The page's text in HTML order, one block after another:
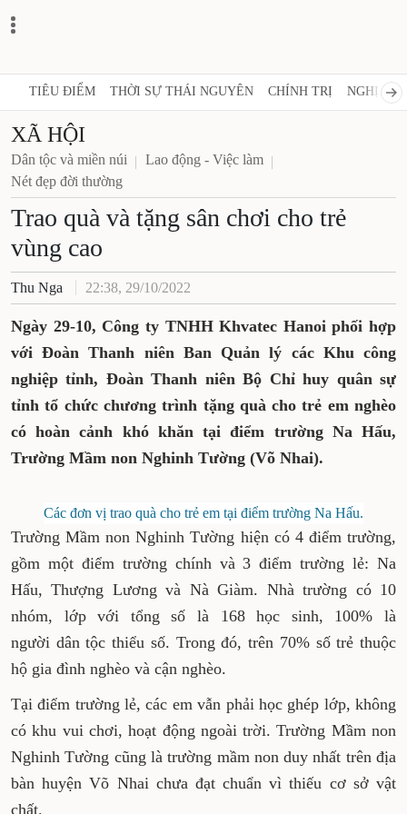
TIÊU ĐIỂM THỜI SỰ THÁI NGUYÊN CHÍNH TRỊ NGHỊ
XÃ HỘI
Dân tộc và miền núi
Lao động - Việc làm
Nét đẹp đời thường
Trao quà và tặng sân chơi cho trẻ
vùng cao
Thu Nga 22:38, 29/10/2022
Ngày 29-10, Công ty TNHH Khvatec Hanoi phối hợp
với Đoàn Thanh niên Ban Quản lý các Khu công
nghiệp tỉnh, Đoàn Thanh niên Bộ Chỉ huy quân sự
tỉnh tổ chức chương trình tặng quà cho trẻ em nghèo
có hoàn cảnh khó khăn tại điểm trường Na Hấu,
Trường Mầm non Nghinh Tường (Võ Nhai).
Các đơn vị trao quà cho trẻ em tại điểm trường Na Hấu.
Trường Mầm non Nghinh Tường hiện có 4 điểm trường,
gồm một điểm trường chính và 3 điểm trường lẻ: Na
Hấu, Thượng Lương và Nà Giàm. Nhà trường có 10
nhóm, lớp với tổng số là 168 học sinh, 100% là
người dân tộc thiểu số. Trong đó, trên 70% số trẻ thuộc
hộ gia đình nghèo và cận nghèo.
Tại điểm trường lẻ, các em vẫn phải học ghép lớp, không
có khu vui chơi, hoạt động ngoài trời. Trường Mầm non
Nghinh Tường cũng là trường mầm non duy nhất trên địa
bàn huyện Võ Nhai chưa đạt chuẩn vì thiếu cơ sở vật
chất.